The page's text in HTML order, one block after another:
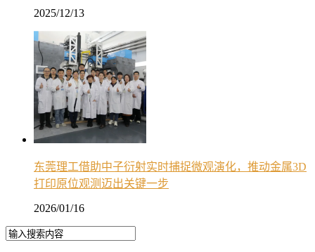
2025/12/13
东莞理工借助中子衍射实时捕捉微观演化，推动金属3D
打印原位观测迈出关键一步
2026/01/16